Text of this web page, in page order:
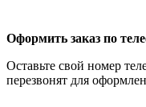
Оформить заказ по
Оставьте свой номер
перезвонят для